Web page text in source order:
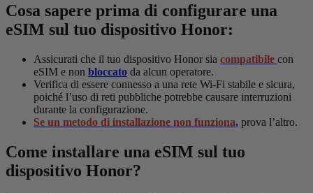
Cosa sapere prima di configurare una
eSIM sul tuo dispositivo Honor:
Assicurati che il tuo dispositivo Honor sia compatibile con
eSIM e non bloccato da alcun operatore.
Verifica di essere connesso a una rete Wi-Fi stabile e sicura,
poiché l’uso di reti pubbliche potrebbe causare interruzioni
durante la configurazione.
Se un metodo di installazione non funziona, prova l’altro.
Come installare una eSIM sul tuo
dispositivo Honor?